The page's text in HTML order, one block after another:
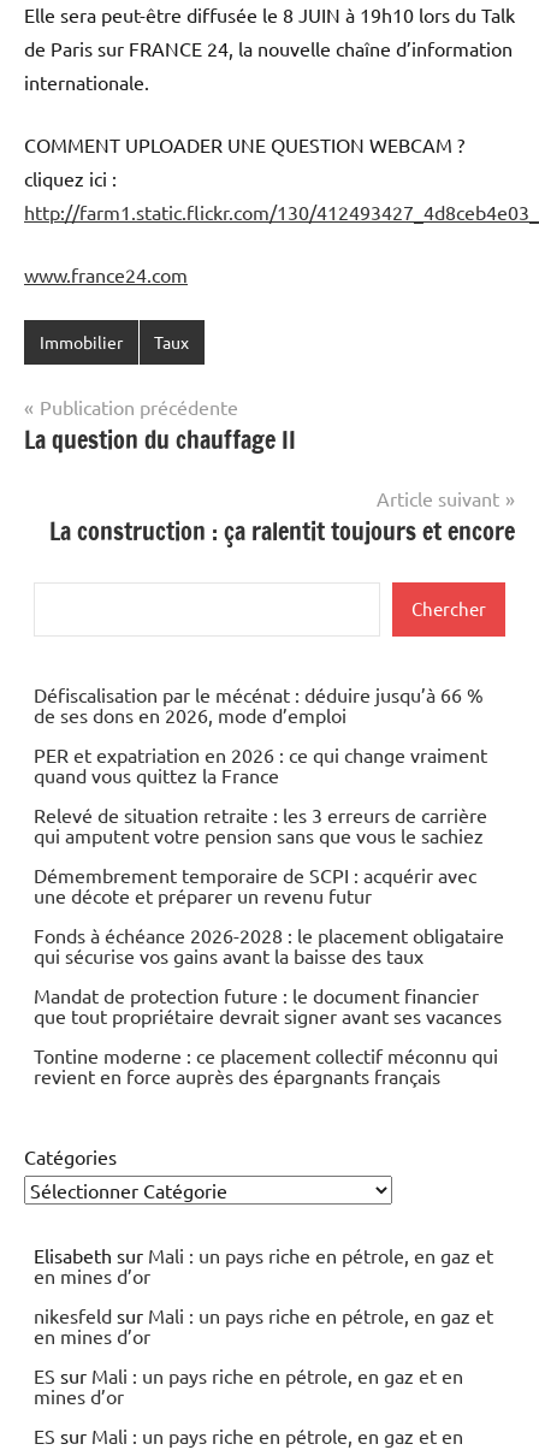
Elle sera peut-être diffusée le 8 JUIN à 19h10 lors du Talk
de Paris sur FRANCE 24, la nouvelle chaîne d’information
internationale.
COMMENT UPLOADER UNE QUESTION WEBCAM ?
cliquez ici :
http://farm1.static.flickr.com/130/
www.france24.com
Immobilier Taux
Navigation
de
Publication précédente
La question du chauffage II
Article suivant
La construction : ça ralentit toujours et encore
Chercher
Défiscalisation par le mécénat : déduire jusqu’à 66 %
de ses dons en 2026, mode d’emploi
PER et expatriation en 2026 : ce qui change vraiment
quand vous quittez la France
Relevé de situation retraite : les 3 erreurs de carrière
qui amputent votre pension sans que vous le sachiez
Démembrement temporaire de SCPI : acquérir avec
une décote et préparer un revenu futur
Fonds à échéance 2026-2028 : le placement obligataire
qui sécurise vos gains avant la baisse des taux
Mandat de protection future : le document financier
que tout propriétaire devrait signer avant ses vacances
Tontine moderne : ce placement collectif méconnu qui
revient en force auprès des épargnants français
Catégories
Elisabeth sur Mali : un pays riche en pétrole, en gaz et
en mines d’or
nikesfeld sur Mali : un pays riche en pétrole, en gaz et
en mines d’or
ES sur Mali : un pays riche en pétrole, en gaz et en
mines d’or
ES sur Mali : un pays riche en pétrole, en gaz et en